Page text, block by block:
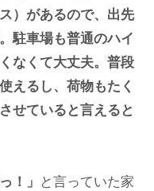
）があるので、出先
駐車場も普通のハイ
なくて大丈夫。普段
えるし、荷物もたく
せていると言えると
！」 と言っていた家